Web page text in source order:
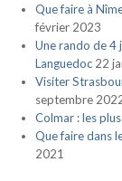
Que faire à
février 2023
Une rando de 4
Languedoc 22
Visiter
septembre
Colmar : les
Que faire dans
2021